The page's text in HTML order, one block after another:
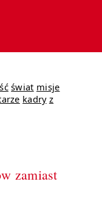
świat misje
kadry z
zamiast